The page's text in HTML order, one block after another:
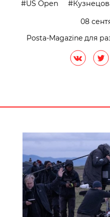
US Open
08
Posta-Magazine для